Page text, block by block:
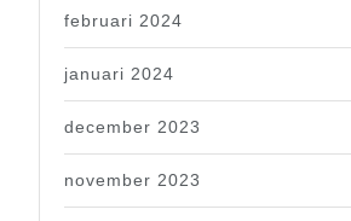
februari 2024
januari 2024
december 2023
november 2023